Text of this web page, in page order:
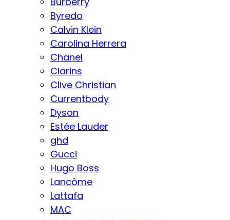
Byredo
Calvin Klein
Carolina Herrera
Chanel
Clarins
Clive Christian
Currentbody
Dyson
Estée Lauder
ghd
Gucci
Hugo Boss
Lancôme
Lattafa
MAC